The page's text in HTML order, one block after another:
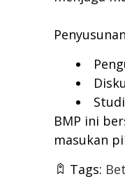
BMP ini
masukan
Tags: